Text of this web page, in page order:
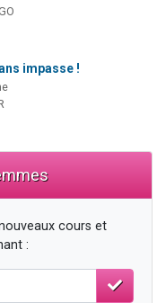
impasse !
cours et
: